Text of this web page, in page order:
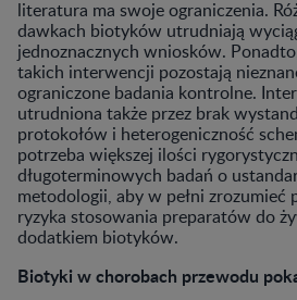
literatura ma swoje ograniczenia.
dawkach biotyków utrudniają
jednoznacznych wniosków.
takich interwencji pozostają
ograniczone badania kontrolne.
utrudniona także przez brak
protokołów i heterogeniczność
potrzeba większej ilości
długoterminowych badań o
metodologii, aby w pełni zrozumieć
ryzyka stosowania preparatów do
dodatkiem biotyków.
Biotyki w chorobach przewodu